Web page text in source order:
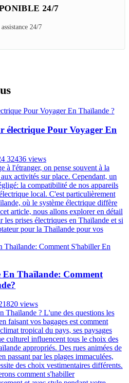
24/7
Pour Voyager En
32436 views
à l'étranger, on pense souvent à la
activités sur place. Cependant, un
la compatibilité de nos appareils
local. C'est particulièrement
où le système électrique diffère
article, nous allons explorer en détail
prises électriques en Thaïlande et si
pour la Thaïlande pour vos